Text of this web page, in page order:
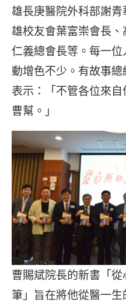
雄長庚醫院外科部謝
雄校友會葉富崇會長
仁義總會長等。每一
動增色不少。有故事
表示：「不管各位來
曹幫。」
曹賜斌院長的新書「
筆」旨在將他從醫一